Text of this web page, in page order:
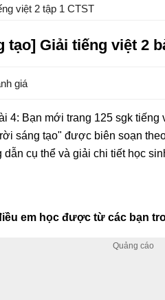
việt 2 tập 1 CTST
tạo] Giải tiếng việt 2
giá
4: Bạn mới trang 125 sgk
sáng tạo" được biên soạn
cụ thể và giải chi tiết học
em học được từ các bạn